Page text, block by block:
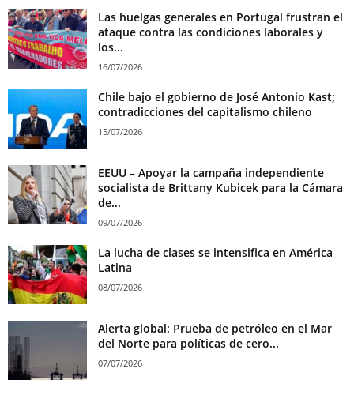
Las huelgas generales en Portugal frustran el
ataque contra las condiciones laborales y
los...
16/07/2026
Chile bajo el gobierno de José Antonio Kast;
contradicciones del capitalismo chileno
15/07/2026
EEUU – Apoyar la campaña independiente
socialista de Brittany Kubicek para la Cámara
de...
09/07/2026
La lucha de clases se intensifica en América
Latina
08/07/2026
Alerta global: Prueba de petróleo en el Mar
del Norte para políticas de cero...
07/07/2026